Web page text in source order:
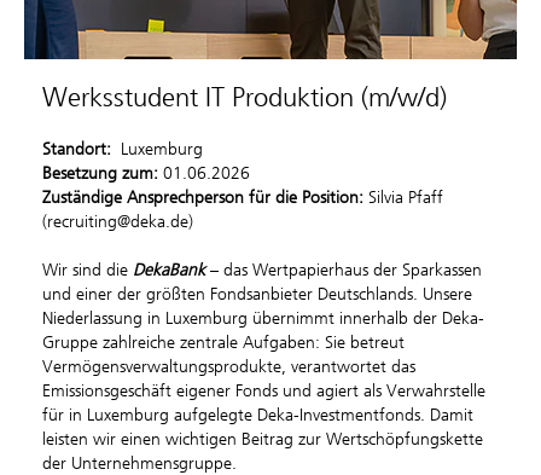
Werksstudent IT Produktion (m/w/d)
Standort: Luxemburg
Besetzung zum: 01.06.2026
Zuständige Ansprechperson für die Position: Silvia Pfaff
(recruiting@deka.de)
Wir sind die DekaBank– das Wertpapierhaus der Sparkassen
und einer der größten Fondsanbieter Deutschlands. Unsere
Niederlassung in Luxemburg übernimmt innerhalb der Deka-
Gruppe zahlreiche zentrale Aufgaben: Sie betreut
Vermögensverwaltungsprodukte, verantwortet das
Emissionsgeschäft eigener Fonds und agiert als Verwahrstelle
für in Luxemburg aufgelegte Deka-Investmentfonds. Damit
leisten wir einen wichtigen Beitrag zur Wertschöpfungskette
der Unternehmensgruppe.